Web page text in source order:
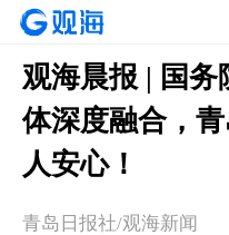
观海晨报 | 国
体深度融合，
人安心！
青岛日报社/观海新闻